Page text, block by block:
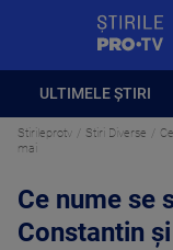
ULTIMELE ȘTIRI
Stirileprotv Stiri Diverse
mai
Ce nume se
Constantin